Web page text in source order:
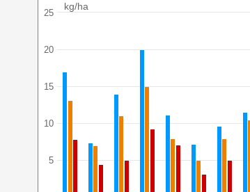
kg/ha
5
10
15
20
25